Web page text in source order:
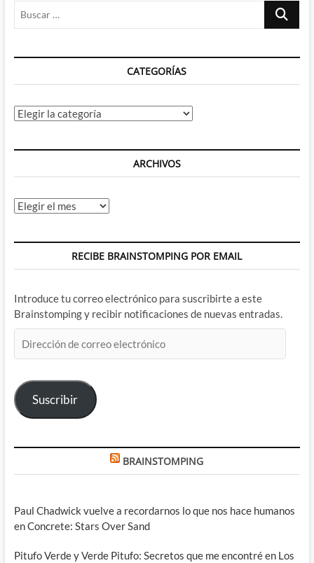
Buscar
CATEGORÍAS
Categorías
ARCHIVOS
Archivos
RECIBE BRAINSTOMPING POR EMAIL
Introduce tu correo electrónico para suscribirte a este
Brainstomping y recibir notificaciones de nuevas entradas.
de
electrónico
Suscribir
BRAINSTOMPING
Paul Chadwick vuelve a recordarnos lo que nos hace humanos
en Concrete: Stars Over Sand
Pitufo Verde y Verde Pitufo: Secretos que me encontré en Los